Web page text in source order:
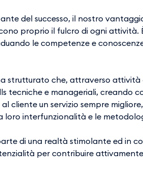
del successo, il nostro
proprio il fulcro di ogni
le competenze e
strutturato che, attraverso
tecniche e manageriali, creando
cliente un servizio sempre
interfunzionalità e le
di una realtà stimolante ed in
per contribuire attivamente